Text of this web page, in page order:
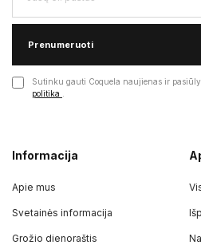
Prenumeruoti
Sutinku gauti Coquela naujienas ir
politika
Informacija
Apie mus
Svetainės informacija
Grožio dienoraštis